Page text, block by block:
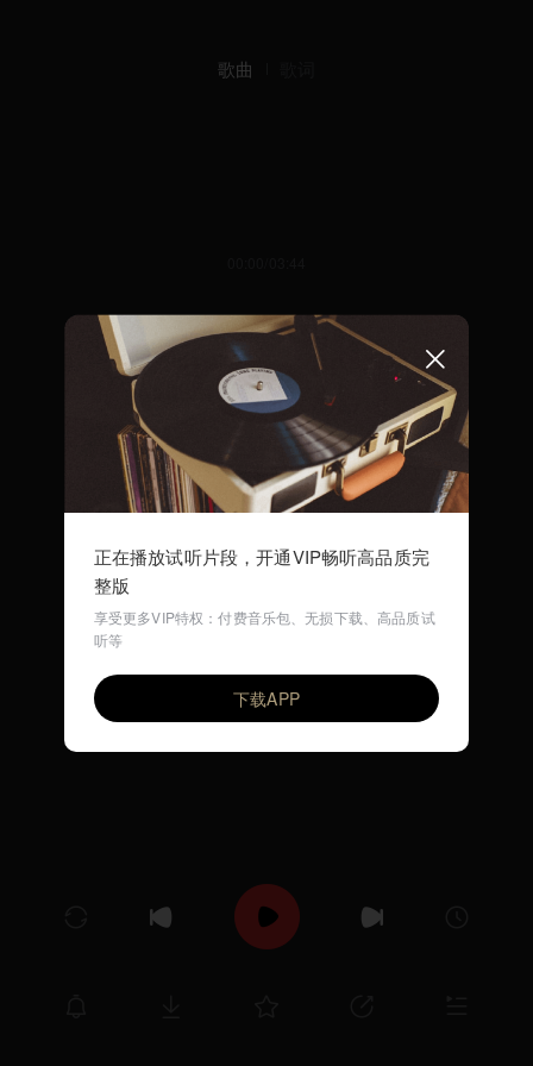
歌曲
VIP 年年有尔
正在播放试听片段，开通VIP畅听高品质完
整版
享受更多VIP特权：付费音乐包、无损下载、高品质试
听等
下载APP
